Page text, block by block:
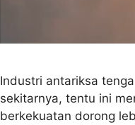
Industri antariksa
sekitarnya, tentu ini
berkekuatan dorong